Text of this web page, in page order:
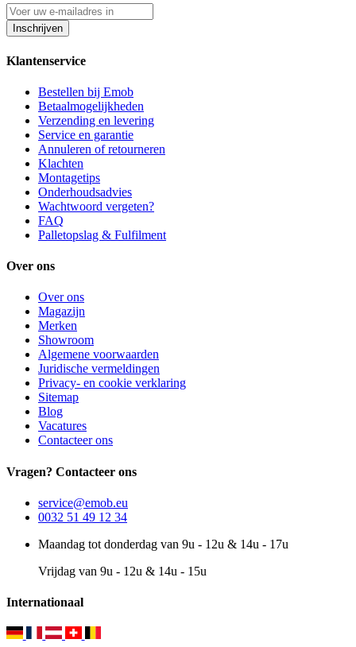
Inschrijven
Klantenservice
Bestellen bij Emob
Betaalmogelijkheden
Verzending en levering
Service en garantie
Annuleren of retourneren
Klachten
Montagetips
Onderhoudsadvies
Wachtwoord vergeten?
FAQ
Palletopslag & Fulfilment
Over ons
Over ons
Magazijn
Merken
Showroom
Algemene voorwaarden
Juridische vermeldingen
Privacy- en cookie verklaring
Sitemap
Blog
Vacatures
Contacteer ons
Vragen? Contacteer ons
service@emob.eu
0032 51 49 12 34
Maandag tot donderdag van 9u - 12u & 14u - 17u
Vrijdag van 9u - 12u & 14u - 15u
Internationaal